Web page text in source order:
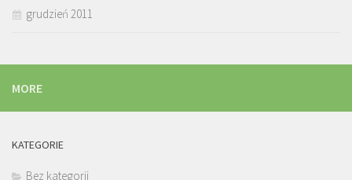
grudzień 2011
MORE
KATEGORIE
Bez kategorii